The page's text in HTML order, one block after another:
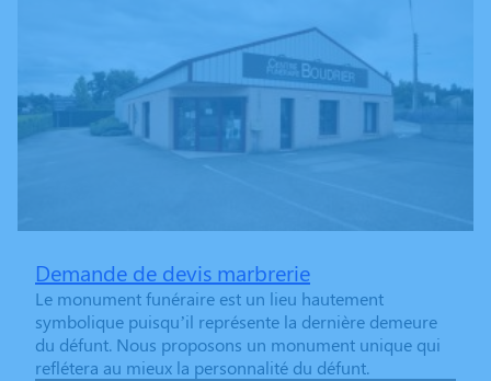
Demande de devis marbrerie
Le monument funéraire est un lieu hautement
symbolique puisqu’il représente la dernière demeure
du défunt. Nous proposons un monument unique qui
reflétera au mieux la personnalité du défunt.